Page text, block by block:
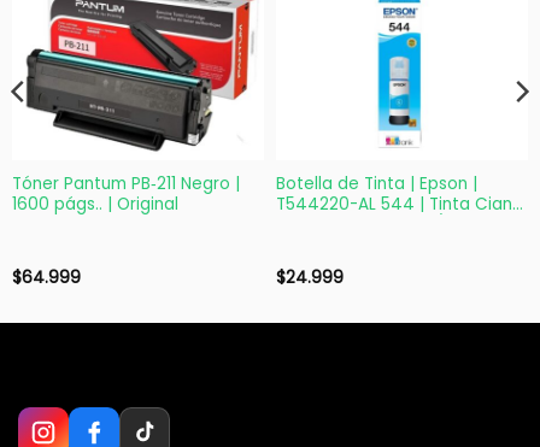
Tóner Pantum PB‑211 Negro |
1600 págs.. | Original
$64.999
Botella de Tinta | Epson |
T544220-AL 544 | Tinta Cian
$24.999